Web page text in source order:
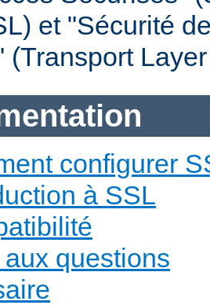
et "Sécurité
(Transport
configurer
à SSL
questions